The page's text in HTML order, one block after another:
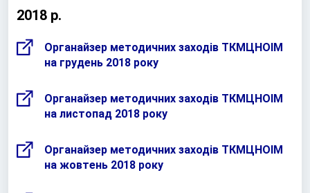
2018 р.
Органайзер методичних заходів ТКМЦНОІМ
на грудень 2018 року
Органайзер методичних заходів ТКМЦНОІМ
на листопад 2018 року
Органайзер методичних заходів ТКМЦНОІМ
на жовтень 2018 року